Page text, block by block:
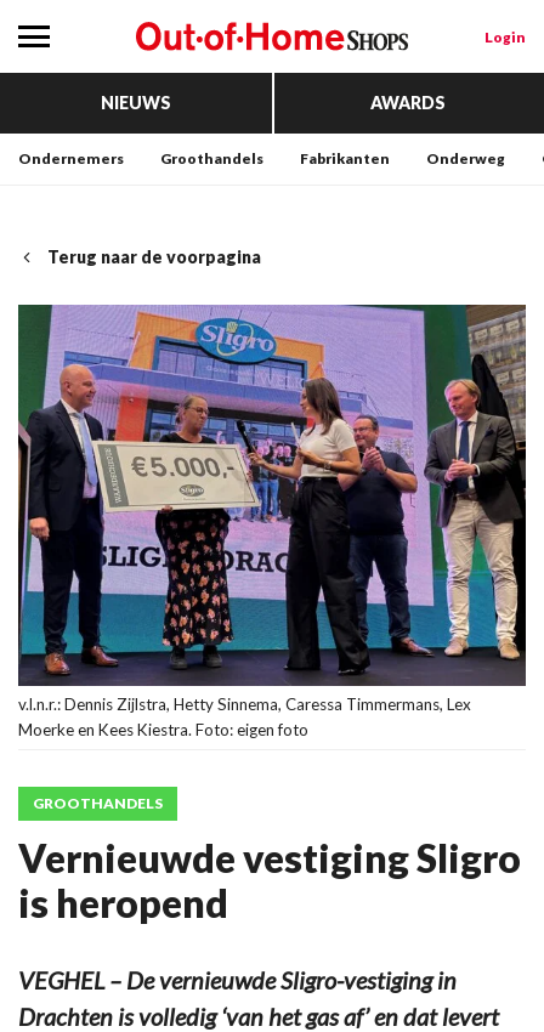
Login
NIEUWS AWARDS
Ondernemers Groothandels Fabrikanten Onderweg
Terug naar de voorpagina
v.l.n.r.: Dennis Zijlstra, Hetty Sinnema, Caressa Timmermans, Lex
Moerke en Kees Kiestra. Foto: eigen foto
GROOTHANDELS
Vernieuwde vestiging Sligro
is heropend
VEGHEL – De vernieuwde Sligro-vestiging in
Drachten is volledig ‘van het gas af’ en dat levert